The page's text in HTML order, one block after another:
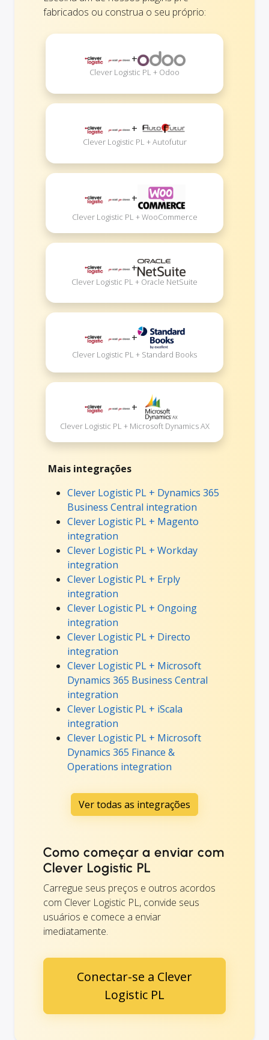
fabricados ou construa o seu próprio:
+
Clever Logistic PL + Odoo
+
Clever Logistic PL + Autofutur
+
Clever Logistic PL + WooCommerce
+
Clever Logistic PL + Oracle NetSuite
+
Clever Logistic PL + Standard Books
+
Clever Logistic PL + Microsoft Dynamics AX
Mais integrações
Clever Logistic PL + Dynamics 365
Business Central integration
Clever Logistic PL + Magento
integration
Clever Logistic PL + Workday
integration
Clever Logistic PL + Erply
integration
Clever Logistic PL + Ongoing
integration
Clever Logistic PL + Directo
integration
Clever Logistic PL + Microsoft
Dynamics 365 Business Central
integration
Clever Logistic PL + iScala
integration
Clever Logistic PL + Microsoft
Dynamics 365 Finance &
Operations integration
Ver todas as integrações
Como começar a enviar com
Clever Logistic PL
Carregue seus preços e outros acordos
com Clever Logistic PL, convide seus
usuários e comece a enviar
imediatamente.
Conectar-se a Clever
Logistic PL